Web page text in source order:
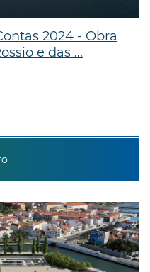
2024 - Obra
e das ...